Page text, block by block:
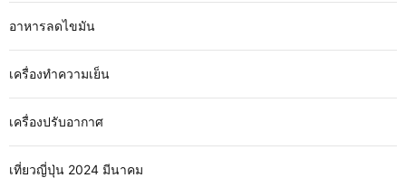
อาหารลดไขมัน
เครื่องทำความเย็น
เครื่องปรับอากาศ
เที่ยวญี่ปุ่น 2024 มีนาคม